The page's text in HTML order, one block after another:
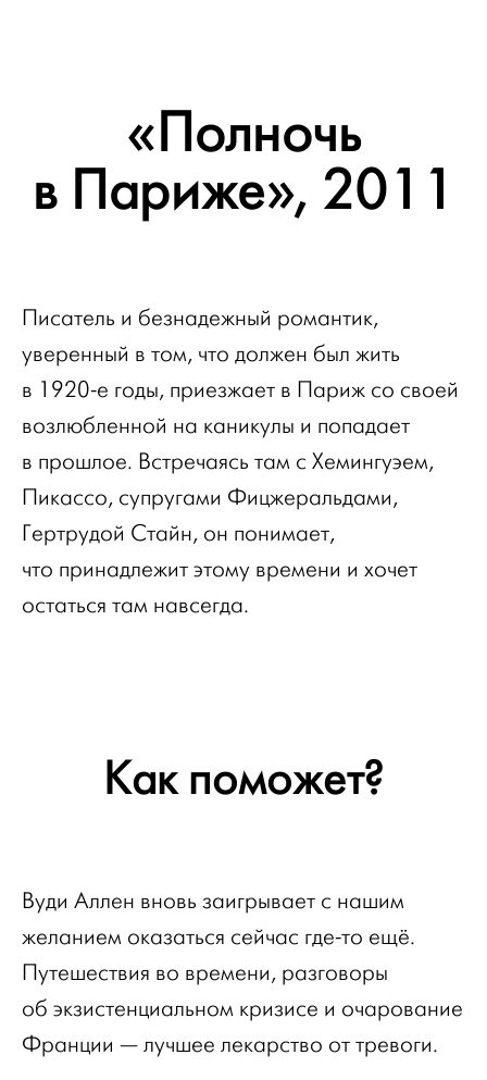
«Полночь
в Париже», 2011
Писатель и безнадежный романтик,
уверенный в том, что должен был жить
в 1920-е годы, приезжает в Париж со своей
возлюбленной на каникулы и попадает
в прошлое. Встречаясь там с Хемингуэем,
Пикассо, супругами Фицжеральдами,
Гертрудой Стайн, он понимает,
что принадлежит этому времени и хочет
остаться там навсегда.
Как поможет?
Вуди Аллен вновь заигрывает с нашим
желанием оказаться сейчас где-то ещё.
Путешествия во времени, разговоры
об экзистенциальном кризисе и очарование
Франции — лучшее лекарство от тревоги.